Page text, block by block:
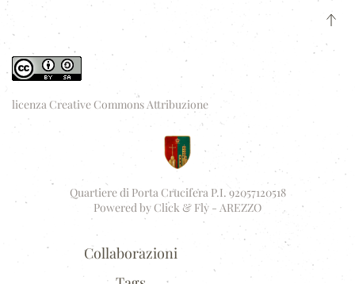
licenza Creative Commons Attribuzione
Quartiere di Porta Crucifera P.I. 92057120518
Powered byClick & Fly - AREZZO
Collaborazioni